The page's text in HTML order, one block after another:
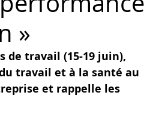
»
de travail (15-19 juin),
travail et à la santé au
et rappelle les